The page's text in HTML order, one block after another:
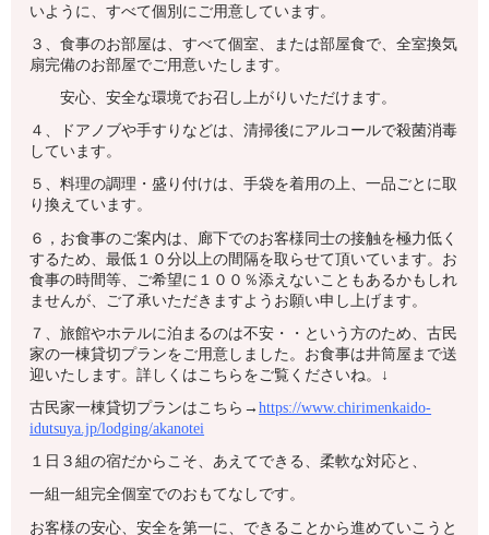
いように、すべて個別にご用意しています。
３、食事のお部屋は、すべて個室、または部屋食で、全室換気
扇完備のお部屋でご用意いたします。
安心、安全な環境でお召し上がりいただけます。
４、ドアノブや手すりなどは、清掃後にアルコールで殺菌消毒
しています。
５、料理の調理・盛り付けは、手袋を着用の上、一品ごとに取
り換えています。
６，お食事のご案内は、廊下でのお客様同士の接触を極力低く
するため、最低１０分以上の間隔を取らせて頂いています。お
食事の時間等、ご希望に１００％添えないこともあるかもしれ
ませんが、ご了承いただきますようお願い申し上げます。
７、旅館やホテルに泊まるのは不安・・という方のため、古民
家の一棟貸切プランをご用意しました。お食事は井筒屋まで送
迎いたします。詳しくはこちらをご覧くださいね。↓
古民家一棟貸切プランはこちら→https://www.chirimenkaido-
idutsuya.jp/lodging/akanotei
１日３組の宿だからこそ、あえてできる、柔軟な対応と、
一組一組完全個室でのおもてなしです。
お客様の安心、安全を第一に、できることから進めていこうと